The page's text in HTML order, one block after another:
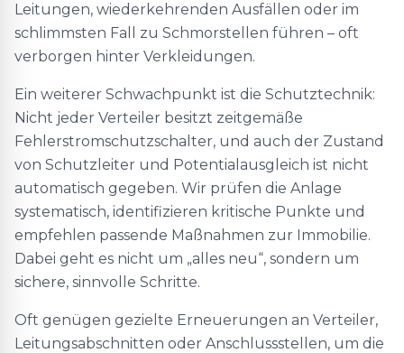
Leitungen, wiederkehrenden Ausfällen oder im
schlimmsten Fall zu Schmorstellen führen – oft
verborgen hinter Verkleidungen.
Ein weiterer Schwachpunkt ist die Schutztechnik:
Nicht jeder Verteiler besitzt zeitgemäße
Fehlerstromschutzschalter, und auch der Zustand
von Schutzleiter und Potentialausgleich ist nicht
automatisch gegeben. Wir prüfen die Anlage
systematisch, identifizieren kritische Punkte und
empfehlen passende Maßnahmen zur Immobilie.
Dabei geht es nicht um „alles neu“, sondern um
sichere, sinnvolle Schritte.
Oft genügen gezielte Erneuerungen an Verteiler,
Leitungsabschnitten oder Anschlussstellen, um die